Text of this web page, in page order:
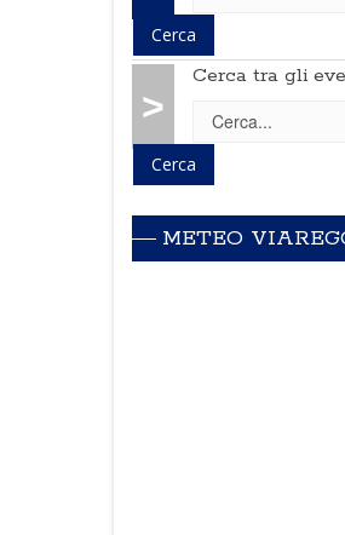
>
Cerca tra gli
METEO